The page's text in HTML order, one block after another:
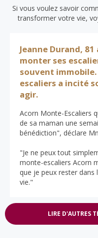
Si vous voulez savoir
transformer votre vie,
Jeanne Durand,
monter ses
souvent
escaliers a incité
agir.
Acorn Monte-Escaliers
de sa maman une
bénédiction", déclare
"Je ne peux tout
monte-escaliers Acorn
que je peux rester dans
vie."
LIRE D'AUTRES